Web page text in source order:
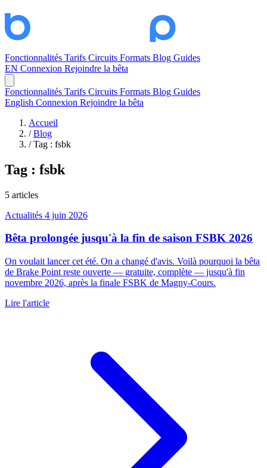
Fonctionnalités Tarifs Circuits Formats Blog Guides
EN Connexion Rejoindre la bêta
Fonctionnalités Tarifs Circuits Formats Blog Guides
English Connexion Rejoindre la bêta
Accueil
/ Blog
/ Tag : fsbk
Tag : fsbk
5 articles
Actualités 4 juin 2026
Bêta prolongée jusqu'à la fin de saison FSBK 2026
On voulait lancer cet été. On a changé d'avis. Voilà pourquoi la bêta
de Brake Point reste ouverte — gratuite, complète — jusqu'à fin
novembre 2026, après la finale FSBK de Magny-Cours.
Lire l'article